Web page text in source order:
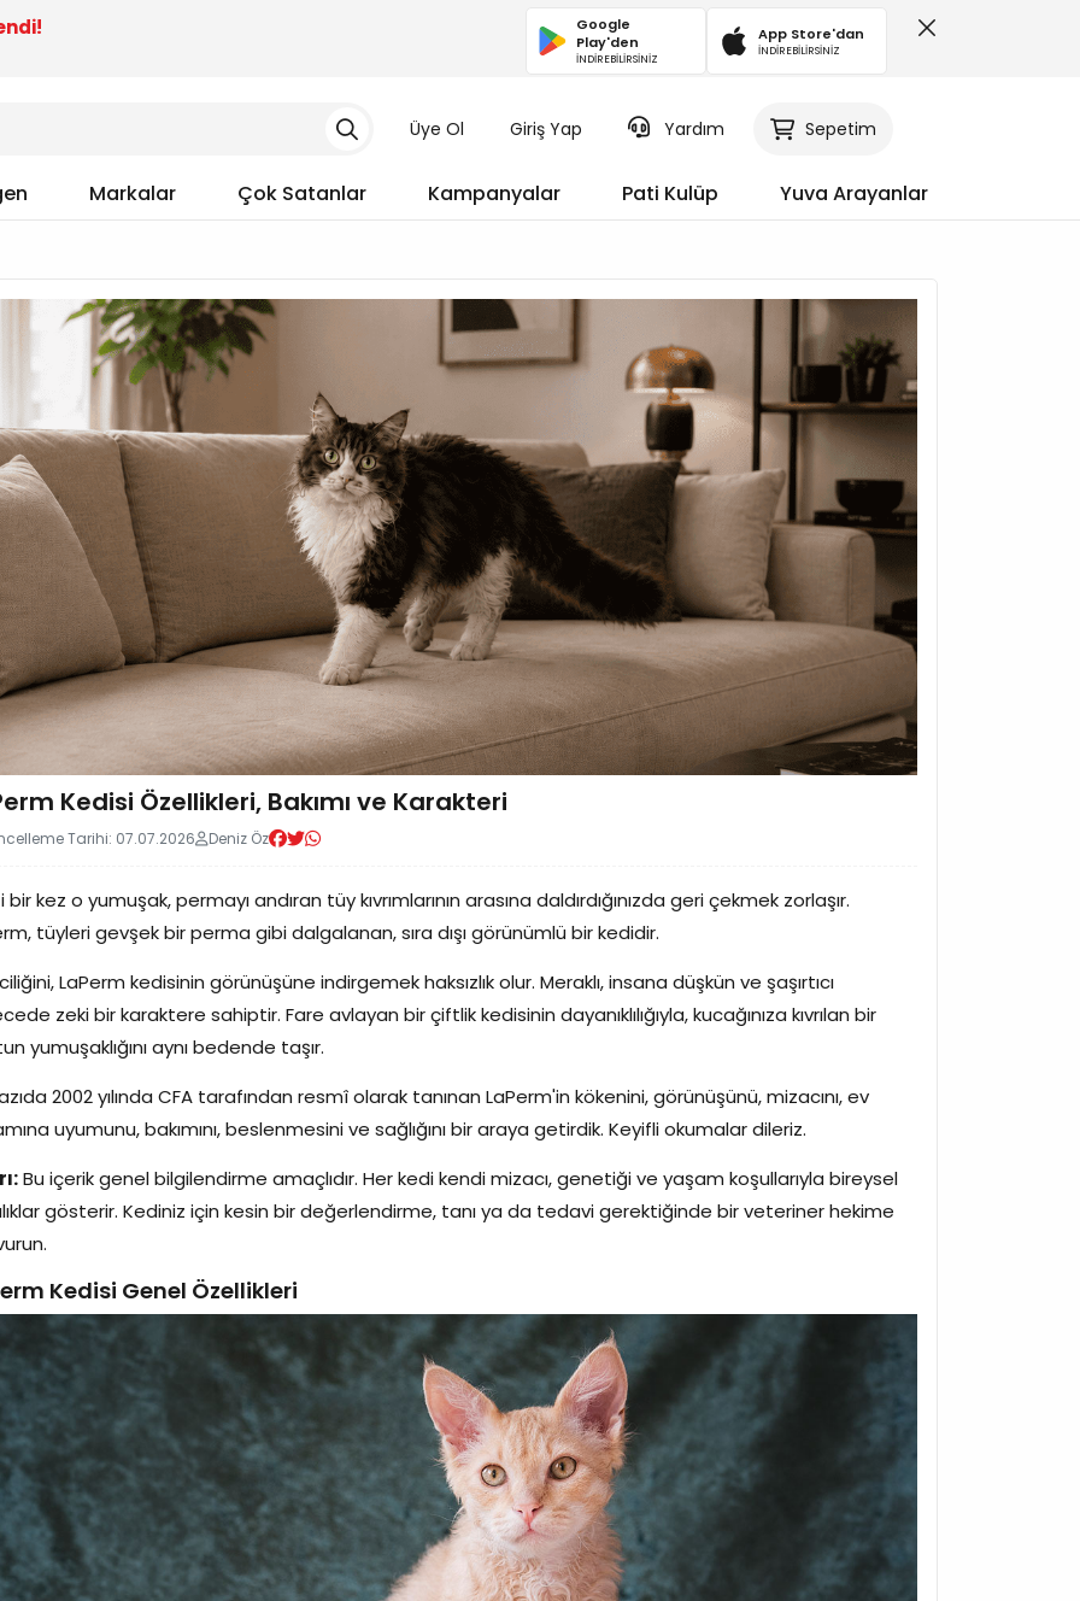
Google
Play'den
İNDİREBİLİRSİNİZ
App Store'dan
İNDİREBİLİRSİNİZ
Üye Ol Giriş Yap Yardım Sepetim
Markalar Çok Satanlar Kampanyalar Pati Kulüp Yuva Arayanlar
Kedisi Özellikleri, Bakımı ve Karakteri
Tarihi: 07.07.2026 Deniz Öz
bir kez o yumuşak, permayı andıran tüy kıvrımlarının arasına daldırdığınızda geri çekmek zorlaşır.
tüyleri gevşek bir perma gibi dalgalanan, sıra dışı görünümlü bir kedidir.
LaPerm kedisinin görünüşüne indirgemek haksızlık olur. Meraklı, insana düşkün ve şaşırtıcı
zeki bir karaktere sahiptir. Fare avlayan bir çiftlik kedisinin dayanıklılığıyla, kucağınıza kıvrılan bir
yumuşaklığını aynı bedende taşır.
2002 yılında CFA tarafından resmî olarak tanınan LaPerm'in kökenini, görünüşünü, mizacını, ev
uyumunu, bakımını, beslenmesini ve sağlığını bir araya getirdik. Keyifli okumalar dileriz.
Bu içerik genel bilgilendirme amaçlıdır. Her kedi kendi mizacı, genetiği ve yaşam koşullarıyla bireysel
gösterir. Kediniz için kesin bir değerlendirme, tanı ya da tedavi gerektiğinde bir veteriner hekime
Kedisi Genel Özellikleri